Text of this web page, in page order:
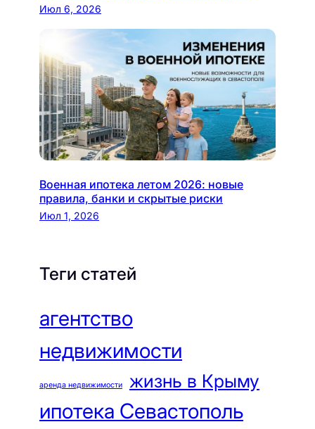
Июл 6, 2026
Военная ипотека летом 2026: новые
правила, банки и скрытые риски
Июл 1, 2026
Теги статей
агентство
недвижимости
аренда недвижимости жизнь в Крыму
ипотека Севастополь